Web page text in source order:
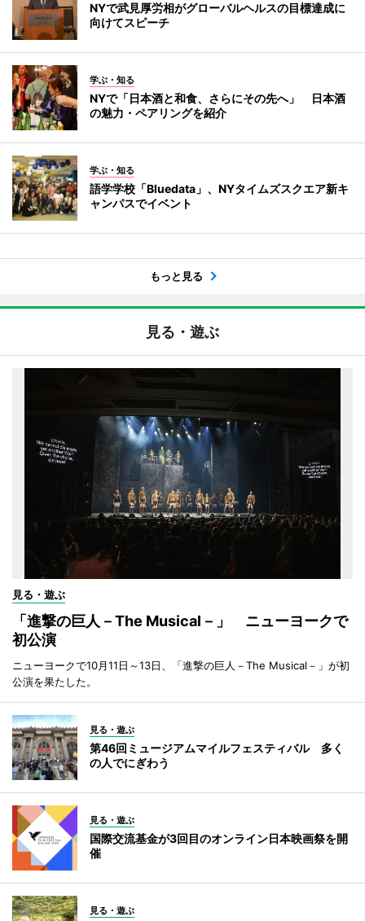
NYで武見厚労相がグローバルヘルスの目標達成に
向けてスピーチ
学ぶ・知る
NYで「日本酒と和食、さらにその先へ」 日本酒
の魅力・ペアリングを紹介
学ぶ・知る
語学学校「Bluedata」、NYタイムズスクエア新キ
ャンパスでイベント
もっと見る
見る・遊ぶ
見る・遊ぶ
「進撃の巨人－The Musical－」 ニューヨークで
初公演
ニューヨークで10月11日～13日、「進撃の巨人－The Musical－」が初
公演を果たした。
見る・遊ぶ
第46回ミュージアムマイルフェスティバル 多く
の人でにぎわう
見る・遊ぶ
国際交流基金が3回目のオンライン日本映画祭を開
催
見る・遊ぶ